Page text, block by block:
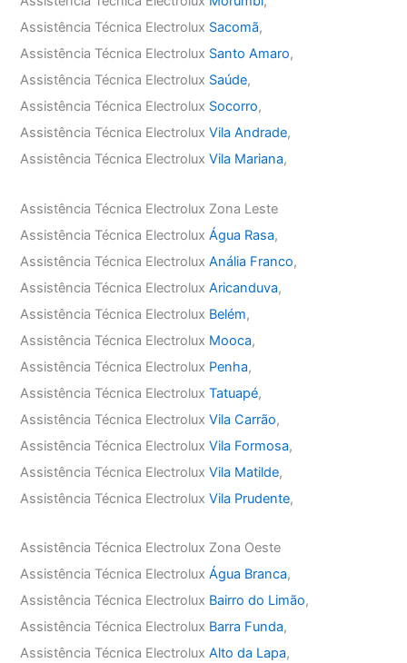
Assistência Técnica Electrolux Sacomã,
Assistência Técnica Electrolux Santo Amaro,
Assistência Técnica Electrolux Saúde,
Assistência Técnica Electrolux Socorro,
Assistência Técnica ElectroluxVila Andrade,
Assistência Técnica ElectroluxVila Mariana,
Assistência Técnica Electrolux Zona Leste
Assistência Técnica ElectroluxÁgua Rasa,
Assistência Técnica ElectroluxAnália Franco,
Assistência Técnica ElectroluxAricanduva,
Assistência Técnica Electrolux Belém,
Assistência Técnica Electrolux Mooca,
Assistência Técnica Electrolux Penha,
Assistência Técnica ElectroluxTatuapé,
Assistência Técnica ElectroluxVila Carrão,
Assistência Técnica ElectroluxVila Formosa,
Assistência Técnica ElectroluxVila Matilde,
Assistência Técnica ElectroluxVila Prudente,
Assistência Técnica Electrolux Zona Oeste
Assistência Técnica ElectroluxÁgua Branca,
Assistência Técnica Electrolux Bairro do Limão,
Assistência Técnica Electrolux Barra Funda,
Assistência Técnica ElectroluxAlto da Lapa,